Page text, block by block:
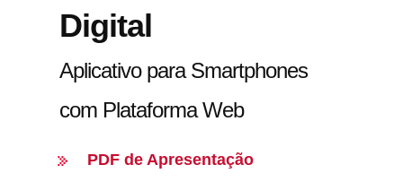
Digital
Aplicativo para Smartphones
com Plataforma Web
PDF de Apresentação